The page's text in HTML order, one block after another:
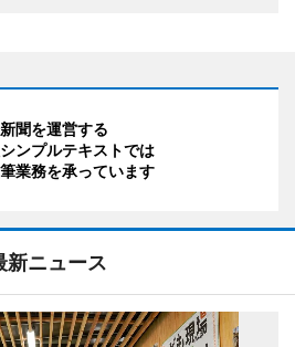
聞を運営する
ンプルテキストでは
業務を承っています
新ニュース